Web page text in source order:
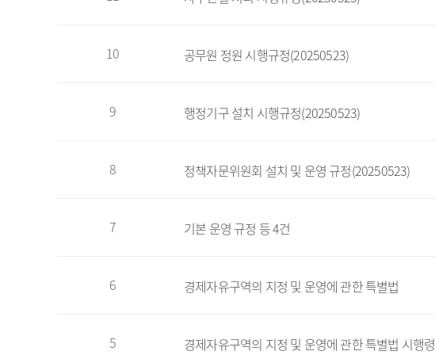
10 공무원 정원 시행규정(20250523)
9 행정기구 설치 시행규정(20250523)
8 정책자문위원회 설치 및 운영 규정(20250523)
7 기본 운영 규정 등 4건
6 경제자유구역의 지정 및 운영에 관한 특별법
5 경제자유구역의 지정 및 운영에 관한 특별법 시행령